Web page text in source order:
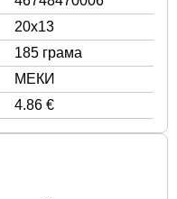
20x13
185 грама
МЕКИ
4.86 €